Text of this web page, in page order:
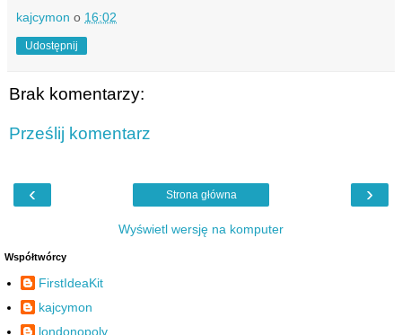
kajcymon o 16:02
Udostępnij
Brak komentarzy:
Prześlij komentarz
‹ ›
Strona główna
Wyświetl wersję na komputer
Współtwórcy
FirstIdeaKit
kajcymon
londonopoly